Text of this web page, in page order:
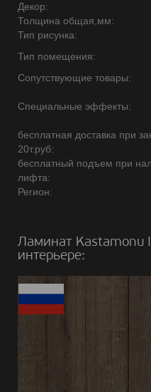
Декор:
Толщина общая,мм:
Тип рисунка:
Тип помещения:
Сопутствующие товары:
Специальные эффекты:
бесплатная доставка при
20т.руб:
бесплатный подъем при
лифта:
Регион:
Ламинат Kastamonu
интерьере: